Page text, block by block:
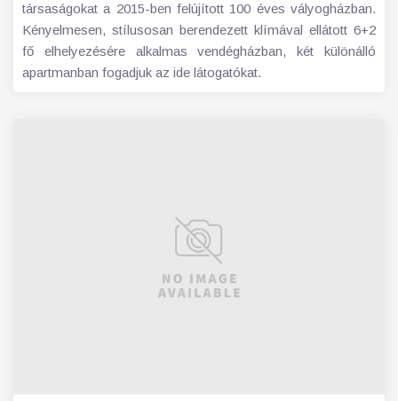
társaságokat a 2015-ben felújított 100 éves vályogházban.
Kényelmesen, stílusosan berendezett klímával ellátott 6+2
fő elhelyezésére alkalmas vendégházban, két különálló
apartmanban fogadjuk az ide látogatókat.